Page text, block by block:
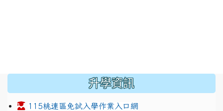
升學資訊
115桃連區免試入學作業入口網